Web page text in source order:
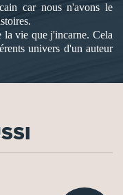
car nous n'avons le
la vie que j'incarne. Cela
univers d'un auteur